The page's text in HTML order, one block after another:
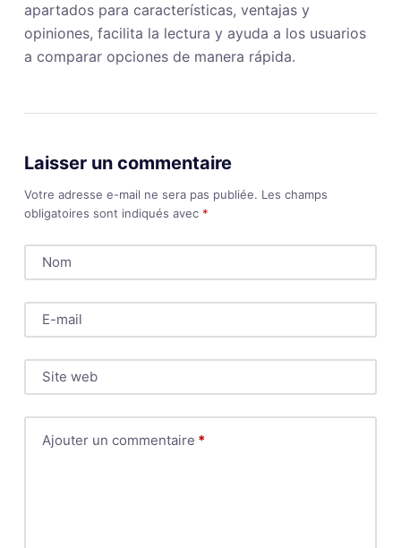
apartados para características, ventajas y
opiniones, facilita la lectura y ayuda a los usuarios
a comparar opciones de manera rápida.
Laisser un commentaire
Votre adresse e-mail ne sera pas publiée. Les champs
obligatoires sont indiqués avec *
Nom
E-mail
Site web
Ajouter un commentaire *